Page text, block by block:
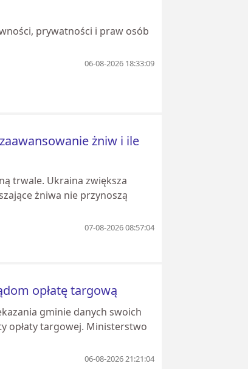
prywatności i praw osób
06-08-2026 18:33:09
żniw i ile
trwale. Ukraina zwiększa
żniwa nie przynoszą
07-08-2026 08:57:04
opłatę targową
gminie danych swoich
opłaty targowej. Ministerstwo
06-08-2026 21:21:04